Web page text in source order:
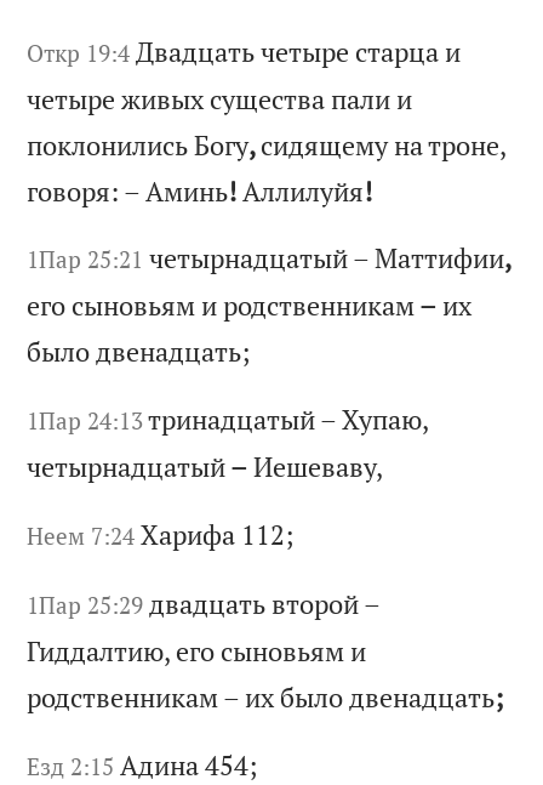
Откр 19:4 Двадцатьчетыре старца и
четыреживых существа пали и
поклонилисьБогу,сидящемунатроне,
говоря: – Аминь! Аллилуйя!
1Пар 25:21 четырнадцатый–Маттифии,
его сыновьям иродственникам– их
былодвенадцать;
1Пар 24:13тринадцатый–Хупаю,
четырнадцатый– Иешеваву,
Неем 7:24 Харифа 112;
1Пар 25:29 двадцать второй–
Гиддалтию, его сыновьям и
родственникам– ихбылодвенадцать;
Езд 2:15 Адина 454;